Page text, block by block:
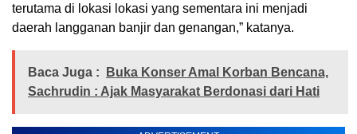
terutama di lokasi lokasi yang sementara ini menjadi
daerah langganan banjir dan genangan,” katanya.
Baca Juga :
‎Buka Konser Amal Korban Bencana,
Sachrudin : Ajak Masyarakat Berdonasi dari Hati